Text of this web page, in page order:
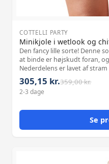
COTTELLI PARTY
Minikjole i wetlook og
Den fancy lille sorte! Denne
at binde er højskudt foran,
Nederdelens er lavet af
den gennemsigtige
kontrast! Materiale:
305,15 kr.359,00 kr.
2-3 dage
Se